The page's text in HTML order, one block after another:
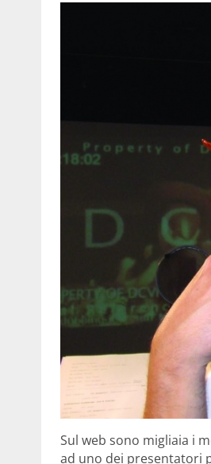
Sul web sono migliaia i
ad uno dei presentatori